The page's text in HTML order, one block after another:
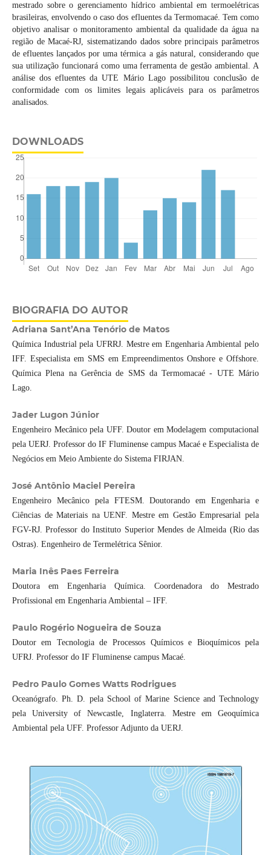
mestrado sobre o gerenciamento hídrico ambiental em termoelétricas
brasileiras, envolvendo o caso dos efluentes da Termomacaé. Tem como
objetivo analisar o monitoramento ambiental da qualidade da água na
região de Macaé-RJ, sistematizando dados sobre principais parâmetros
de efluentes lançados por uma térmica a gás natural, considerando que
sua utilização funcionará como uma ferramenta de gestão ambiental. A
análise dos efluentes da UTE Mário Lago possibilitou conclusão de
conformidade com os limites legais aplicáveis para os parâmetros
analisados.
DOWNLOADS
BIOGRAFIA DO AUTOR
Adriana Sant’Ana Tenório de Matos
Química Industrial pela UFRRJ. Mestre em Engenharia Ambiental pelo
IFF. Especialista em SMS em Empreendimentos Onshore e Offshore.
Química Plena na Gerência de SMS da Termomacaé - UTE Mário
Lago.
Jader Lugon Júnior
Engenheiro Mecânico pela UFF. Doutor em Modelagem computacional
pela UERJ. Professor do IF Fluminense campus Macaé e Especialista de
Negócios em Meio Ambiente do Sistema FIRJAN.
José Antônio Maciel Pereira
Engenheiro Mecânico pela FTESM. Doutorando em Engenharia e
Ciências de Materiais na UENF. Mestre em Gestão Empresarial pela
FGV-RJ. Professor do Instituto Superior Mendes de Almeida (Rio das
Ostras). Engenheiro de Termelétrica Sênior.
Maria Inês Paes Ferreira
Doutora em Engenharia Química. Coordenadora do Mestrado
Profissional em Engenharia Ambiental – IFF.
Paulo Rogério Nogueira de Souza
Doutor em Tecnologia de Processos Químicos e Bioquímicos pela
UFRJ. Professor do IF Fluminense campus Macaé.
Pedro Paulo Gomes Watts Rodrigues
Oceanógrafo. Ph. D. pela School of Marine Science and Technology
pela University of Newcastle, Inglaterra. Mestre em Geoquímica
Ambiental pela UFF. Professor Adjunto da UERJ.